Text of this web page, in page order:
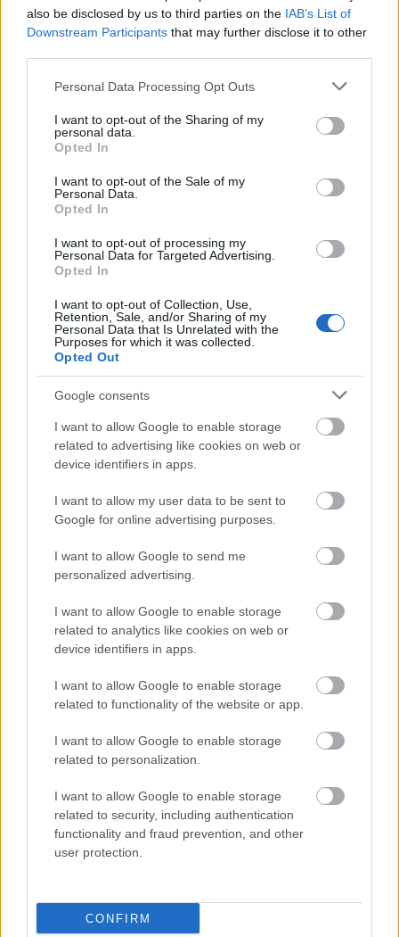
also be disclosed by us to third parties on the IAB’s List of
Downstream Participants that may further disclose it to other
Please note that this website/app uses one or more Google
not limited to your visit or usage behaviour. You may click to
grant or deny consent to Google and its third-party tags to
use your data for below specified purposes in below Google
consent section.
Personal Data Processing Opt Outs
I want to opt-out of the Sharing of my
personal data.
Opted In
I want to opt-out of the Sale of my
Personal Data.
Opted In
I want to opt-out of processing my
Personal Data for Targeted Advertising.
Opted In
I want to opt-out of Collection, Use,
Retention, Sale, and/or Sharing of my
Personal Data that Is Unrelated with the
Purposes for which it was collected.
Opted Out
Google consents
I want to allow Google to enable storage
related to advertising like cookies on web or
device identifiers in apps.
I want to allow my user data to be sent to
Google for online advertising purposes.
I want to allow Google to send me
personalized advertising.
I want to allow Google to enable storage
related to analytics like cookies on web or
device identifiers in apps.
I want to allow Google to enable storage
related to functionality of the website or app.
I want to allow Google to enable storage
related to personalization.
I want to allow Google to enable storage
related to security, including authentication
functionality and fraud prevention, and other
user protection.
CONFIRM
αυθεντικότητά του, το χωριό διαθέτει ρουστίκ
ταβερνάκια για να δοκιμάσουμε τοπική κουζίνα, το
απαραίτητο καφενεδάκι για αχνιστό καφέ κάτω από
τον πλάτανο της πλατείας, καθώς και μονοπάτια για
όμορφες διαδρομές μέσα στη φύση!